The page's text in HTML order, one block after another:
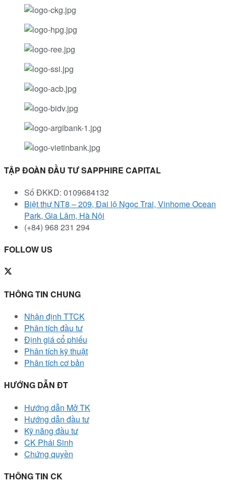
TẬP ĐOÀN ĐẦU TƯ SAPPHIRE CAPITAL
Số ĐKKD: 0109684132
Biệt thự NT8 – 209, Đại lộ Ngọc Trai, Vinhome Ocean
Park, Gia Lâm, Hà Nội
(+84) 968 231 294
FOLLOW US
THÔNG TIN CHUNG
Nhận định TTCK
Phân tích đầu tư
Định giá cổ phiếu
Phân tích kỹ thuật
Phân tích cơ bản
HƯỚNG DẪN ĐT
Hướng dẫn Mở TK
Hướng dẫn đầu tư
Kỹ năng đầu tư
CK Phái Sinh
Chứng quyền
THÔNG TIN CK